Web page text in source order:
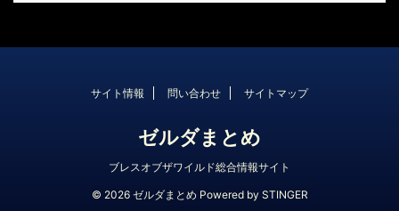
サイト情報 問い合わせ サイトマップ
ゼルダまとめ
ブレスオブザワイルド総合情報サイト
© 2026 ゼルダまとめ Powered by STINGER